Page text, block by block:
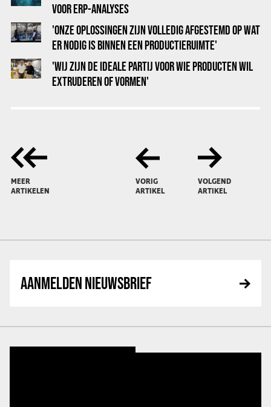
VOOR ERP-ANALYSES
'ONZE OPLOSSINGEN ZIJN VOLLEDIG AFGESTEMD OP WAT
ER NODIG IS BINNEN EEN PRODUCTIERUIMTE'
'WIJ ZIJN DE IDEALE PARTIJ VOOR WIE PRODUCTEN WIL
EXTRUDEREN OF VORMEN'
MEER
ARTIKELEN
VORIG
ARTIKEL
VOLGEND
ARTIKEL
AANMELDEN NIEUWSBRIEF